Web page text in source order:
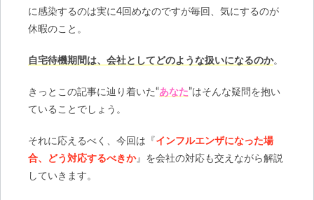
に感染するのは実に4回めなのですが毎回、気にするのが
休暇のこと。
自宅待機期間は、会社としてどのような扱いになるのか。
きっとこの記事に辿り着いた“あなた”はそんな疑問を抱い
ていることでしょう。
それに応えるべく、今回は『 インフルエンザになった場
合、どう対応するべきか』を会社の対応も交えながら解説
していきます。